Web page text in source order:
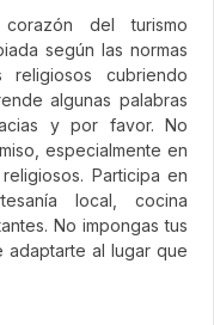
del turismo
según las normas
religiosos cubriendo
algunas palabras
y por favor. No
especialmente en
Participa en
local, cocina
No impongas tus
al lugar que